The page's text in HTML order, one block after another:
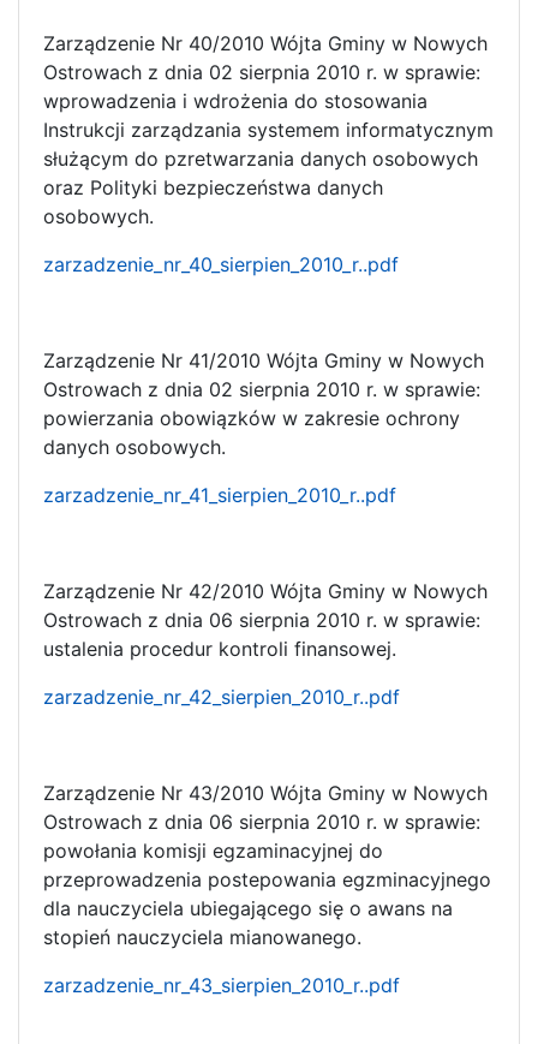
Zarządzenie Nr 40/2010 Wójta Gminy w Nowych
Ostrowach z dnia 02 sierpnia 2010 r. w sprawie:
wprowadzenia i wdrożenia do stosowania
Instrukcji zarządzania systemem informatycznym
służącym do pzretwarzania danych osobowych
oraz Polityki bezpieczeństwa danych
osobowych.
zarzadzenie_nr_40_sierpien_2010_r..pdf
Zarządzenie Nr 41/2010 Wójta Gminy w Nowych
Ostrowach z dnia 02 sierpnia 2010 r. w sprawie:
powierzania obowiązków w zakresie ochrony
danych osobowych.
zarzadzenie_nr_41_sierpien_2010_r..pdf
Zarządzenie Nr 42/2010 Wójta Gminy w Nowych
Ostrowach z dnia 06 sierpnia 2010 r. w sprawie:
ustalenia procedur kontroli finansowej.
zarzadzenie_nr_42_sierpien_2010_r..pdf
Zarządzenie Nr 43/2010 Wójta Gminy w Nowych
Ostrowach z dnia 06 sierpnia 2010 r. w sprawie:
powołania komisji egzaminacyjnej do
przeprowadzenia postepowania egzminacyjnego
dla nauczyciela ubiegającego się o awans na
stopień nauczyciela mianowanego.
zarzadzenie_nr_43_sierpien_2010_r..pdf